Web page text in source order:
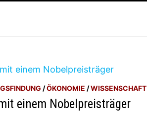
/ÖKONOMIE /WISSENSCHAFT
einem Nobelpreisträger